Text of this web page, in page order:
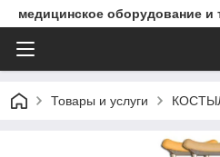
медицинское оборудование
Товары и услуги